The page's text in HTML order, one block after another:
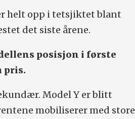
batteri, 514 hk/586 Nm,
firehjulsdrift.
km/15,3 kWt/100 km.
4,8 sek/201 km/t.
helt opp i tetsjiktet blant
det siste årene.
posisjon i første
pris.
Model Y er blitt
mobiliserer med store